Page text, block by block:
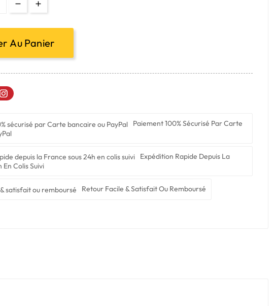
Au Panier
Paiement 100% Sécurisé Par Carte
Expédition Rapide Depuis La
En Colis Suivi
Retour Facile & Satisfait Ou Remboursé